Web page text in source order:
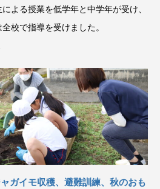
よる授業を低学年と中学年が受け、
校で指導を受けました。
ガイモ収穫、避難訓練、秋のおも